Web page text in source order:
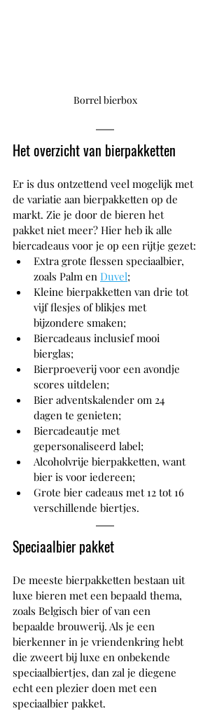
Borrel bierbox
Het overzicht van bierpakketten
Er is dus ontzettend veel mogelijk met
de variatie aan bierpakketten op de
markt. Zie je door de bieren het
pakket niet meer? Hier heb ik alle
biercadeaus voor je op een rijtje gezet:
Extra grote flessen speciaalbier,
zoals Palm en Duvel;
Kleine bierpakketten van drie tot
vijf flesjes of blikjes met
bijzondere smaken;
Biercadeaus inclusief mooi
bierglas;
Bierproeverij voor een avondje
scores uitdelen;
Bier adventskalender om 24
dagen te genieten;
Biercadeautje met
gepersonaliseerd label;
Alcoholvrije bierpakketten, want
bier is voor iedereen;
Grote bier cadeaus met 12 tot 16
verschillende biertjes.
Speciaalbier pakket
De meeste bierpakketten bestaan uit
luxe bieren met een bepaald thema,
zoals Belgisch bier of van een
bepaalde brouwerij. Als je een
bierkenner in je vriendenkring hebt
die zweert bij luxe en onbekende
speciaalbiertjes, dan zal je diegene
echt een plezier doen met een
speciaalbier pakket.